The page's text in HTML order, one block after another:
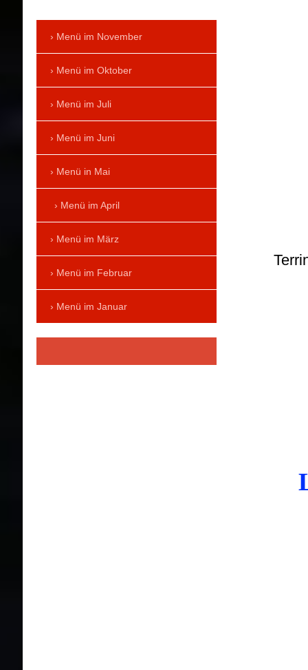
Menü im November
Menü im Oktober
Menü im Juli
Menü im Juni
Menü in Mai
Menü im April
Menü im März
Menü im Februar
Menü im Januar